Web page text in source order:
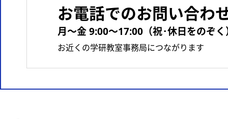
お電話でのお問い合わ
月〜金 9:00〜17:00（祝･休日をのぞく
お近くの学研教室事務局につながります